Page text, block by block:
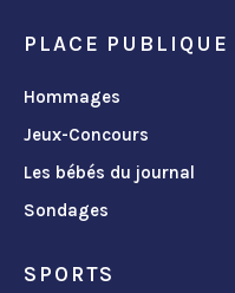
PLACE PUBLIQUE
Hommages
Jeux-Concours
Les bébés du journal
Sondages
SPORTS